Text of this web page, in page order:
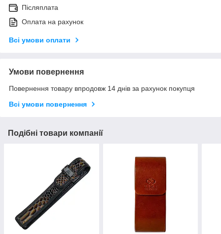
Післяплата
Оплата на рахунок
Всі умови оплати
Умови повернення
Повернення товару впродовж 14 днів за рахунок покупця
Всі умови повернення
Подібні товари компанії